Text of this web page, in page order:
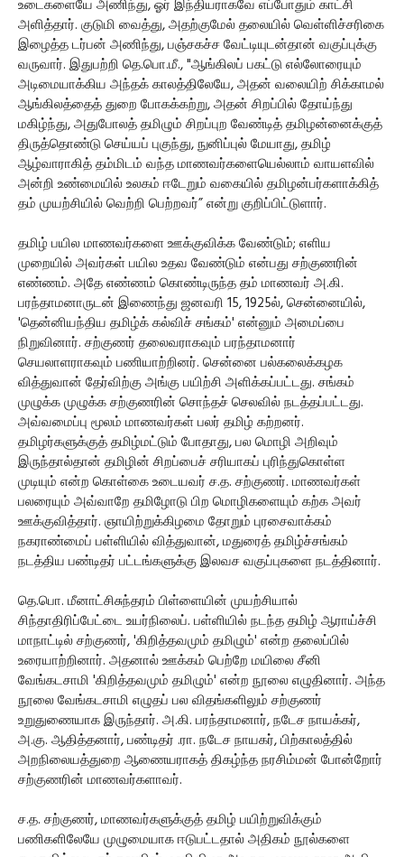
உடைகளையே அணிந்து, ஓர் இந்தியராகவே எப்போதும் காட்சி
அளித்தார். குடுமி வைத்து, அதற்குமேல் தலையில் வெள்ளிச்சரிகை
இழைத்த டர்பன் அணிந்து, பஞ்சகச்ச வேட்டியுடன்தான் வகுப்புக்கு
வருவார். இதுபற்றி தெ.பொ.மீ., "ஆங்கிலப் பகட்டு எல்லோரையும்
அடிமையாக்கிய அந்தக் காலத்திலேயே, அதன் வலையிற் சிக்காமல்
ஆங்கிலத்தைத் துறை போகக்கற்று, அதன் சிறப்பில் தோய்ந்து
மகிழ்ந்து, அதுபோலத் தமிழும் சிறப்புற வேண்டித் தமிழன்னைக்குத்
திருத்தொண்டு செய்யப் புகுந்து, நுனிப்புல் மேயாது, தமிழ்
ஆழ்வாராகித் தம்மிடம் வந்த மாணவர்களையெல்லாம் வாயளவில்
அன்றி உண்மையில் உலகம் ஈடேறும் வகையில் தமிழன்பர்களாக்கித்
தம் முயற்சியில் வெற்றி பெற்றவர்” என்று குறிப்பிட்டுளார்.
தமிழ் பயில மாணவர்களை ஊக்குவிக்க வேண்டும்; எளிய
முறையில் அவர்கள் பயில உதவ வேண்டும் என்பது சற்குணரின்
எண்ணம். அதே எண்ணம் கொண்டிருந்த தம் மாணவர் அ.கி.
பரந்தாமனாருடன் இணைந்து ஜனவரி 15, 1925ல், சென்னையில்,
'தென்னியந்திய தமிழ்க் கல்விச் சங்கம்' என்னும் அமைப்பை
நிறுவினார். சற்குணர் தலைவராகவும் பரந்தாமனார்
செயலாளராகவும் பணியாற்றினர். சென்னை பல்கலைக்கழக
வித்துவான் தேர்விற்கு அங்கு பயிற்சி அளிக்கப்பட்டது. சங்கம்
முழுக்க முழுக்க சற்குணரின் சொந்தச் செலவில் நடத்தப்பட்டது.
அவ்வமைப்பு மூலம் மாணவர்கள் பலர் தமிழ் கற்றனர்.
தமிழர்களுக்குத் தமிழ்மட்டும் போதாது, பல மொழி அறிவும்
இருந்தால்தான் தமிழின் சிறப்பைச் சரியாகப் புரிந்துகொள்ள
முடியும் என்ற கொள்கை உடையவர் ச.த. சற்குணர். மாணவர்கள்
பலரையும் அவ்வாறே தமிழோடு பிற மொழிகளையும் கற்க அவர்
ஊக்குவித்தார். ஞாயிற்றுக்கிழமை தோறும் புரசைவாக்கம்
நகராண்மைப் பள்ளியில் வித்துவான், மதுரைத் தமிழ்ச்சங்கம்
நடத்திய பண்டிதர் பட்டங்களுக்கு இலவச வகுப்புகளை நடத்தினார்.
தெ.பொ. மீனாட்சிசுந்தரம் பிள்ளையின் முயற்சியால்
சிந்தாதிரிப்பேட்டை உயர்நிலைப். பள்ளியில் நடந்த தமிழ் ஆராய்ச்சி
மாநாட்டில் சற்குணர், 'கிறித்தவமும் தமிழும்' என்ற தலைப்பில்
உரையாற்றினார். அதனால் ஊக்கம் பெற்றே மயிலை சீனி
வேங்கடசாமி 'கிறித்தவமும் தமிழும்' என்ற நூலை எழுதினார். அந்த
நூலை வேங்கடசாமி எழுதப் பல விதங்களிலும் சற்குணர்
உறுதுணையாக இருந்தார். அ.கி. பரந்தாமனார், நடேச நாயக்கர்,
அ.கு. ஆதித்தனார், பண்டிதர் .ரா. நடேச நாயகர், பிற்காலத்தில்
அறநிலையத்துறை ஆணையராகத் திகழ்ந்த நரசிம்மன் போன்றோர்
சற்குணரின் மாணவர்களாவர்.
ச.த. சற்குணர், மாணவர்களுக்குத் தமிழ் பயிற்றுவிக்கும்
பணிகளிலேயே முழுமையாக ஈடுபட்டதால் அதிகம் நூல்களை